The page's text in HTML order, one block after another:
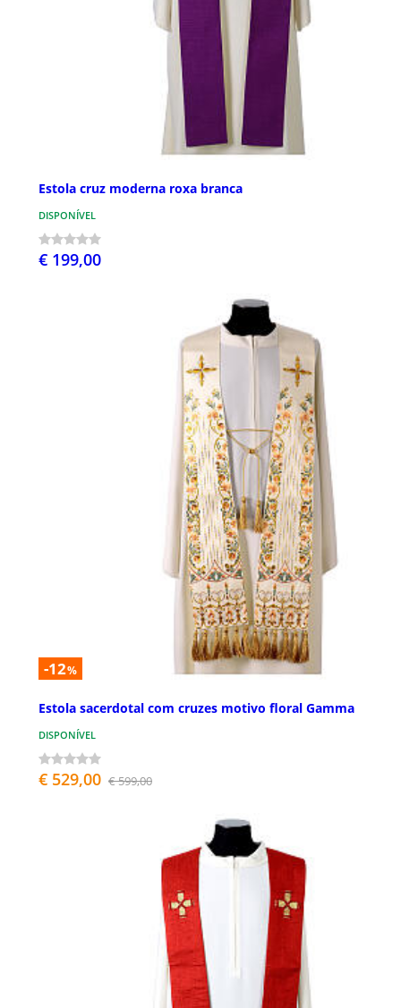
Estola cruz moderna roxa branca
DISPONÍVEL
€ 199,00
-12%
Estola sacerdotal com cruzes motivo floral Gamma
DISPONÍVEL
€ 529,00 € 599,00